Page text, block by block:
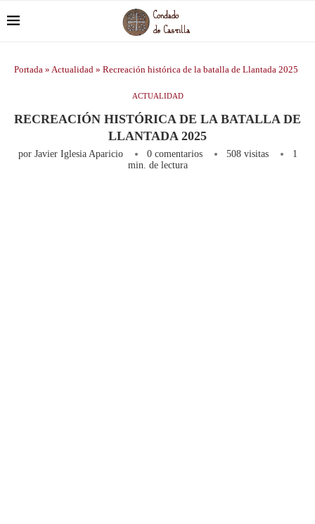
Portada » Actualidad » Recreación histórica de la batalla de Llantada 2025
ACTUALIDAD
RECREACIÓN HISTÓRICA DE LA BATALLA DE
LLANTADA 2025
por Javier Iglesia Aparicio 0 comentarios 508visitas
1
min. de lectura